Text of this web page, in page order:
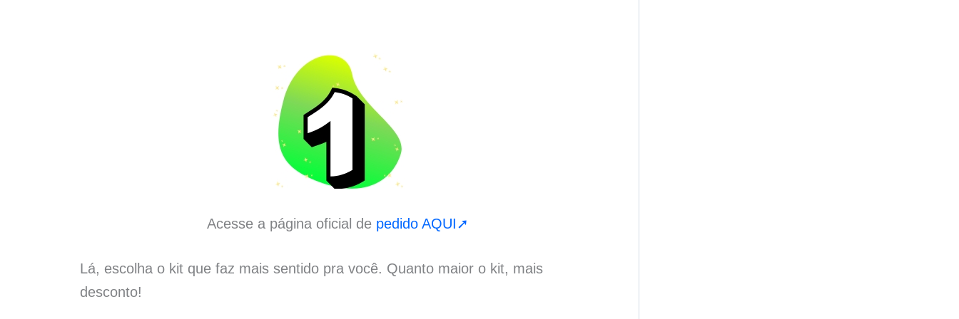
Acesse a página oficial de pedido AQUI➚
Lá, escolha o kit que faz mais sentido pra você. Quanto maior o kit, mais
desconto!